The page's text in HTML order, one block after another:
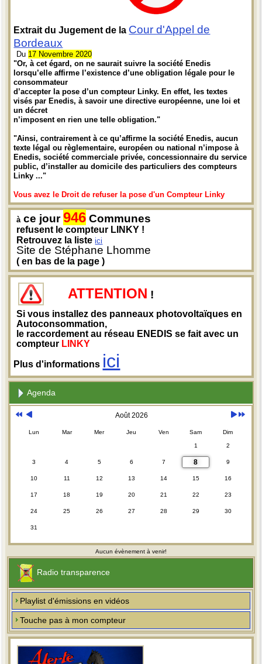
Extrait du Jugement de la Cour d'Appel de
Bordeaux
Du 17 Novembre 2020
"Or, à cet égard, on ne saurait suivre la société Enedis
lorsqu’elle affirme l’existence d’une obligation légale pour le
consommateur
d’accepter la pose d’un compteur Linky. En effet, les textes
visés par Enedis, à savoir une directive européenne, une loi et
un décret
n’imposent en rien une telle obligation."
"Ainsi, contrairement à ce qu’affirme la société Enedis, aucun
texte légal ou règlementaire, européen ou national n’impose à
Enedis, société commerciale privée, concessionnaire du service
public, d’installer au domicile des particuliers des compteurs
Linky ..."
Vous avez le Droit de refuser la pose d'un Compteur Linky
à ce jour946 Communes
refusent le compteur LINKY !
Retrouvez la listeici
Site de Stéphane Lhomme
( en bas de la page )
ATTENTION !
Si vous installez des panneaux photovoltaïques en
Autoconsommation,
le raccordement au réseau ENEDIS se fait avec un
compteur LINKY
Plus d'informations ici
Agenda
Août 2026
Lun Mar Mer Jeu Ven Sam Dim
1 2
3 4 5 6 7 8 9
10 11 12 13 14 15 16
17 18 19 20 21 22 23
24 25 26 27 28 29 30
31
Aucun évènement à venir!
Radio transparence
Playlist d'émissions en vidéos
Touche pas à mon compteur